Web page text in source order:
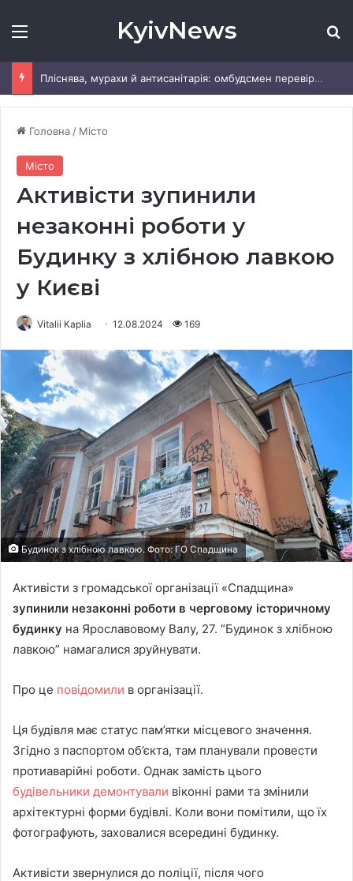
Меню KyivNews
Пліснява, мурахи й антисанітарія: омбудсмен перевірив табір «Артек» під Києвом
Головна / Місто
Місто
Активісти зупинили
незаконні роботи у
Будинку з хлібною лавкою
у Києві
Vitalii Kaplia 12.08.2024 169
Будинок з хлібною лавкою. Фото: ГО Спадщина
Активісти з громадської організації «Спадщина»
зупинили незаконні роботи в черговому історичному
будинку на Ярославовому Валу, 27. “Будинок з хлібною
лавкою” намагалися зруйнувати.
Про це повідомили в організації.
Ця будівля має статус пам’ятки місцевого значення.
Згідно з паспортом об’єкта, там планували провести
протиаварійні роботи. Однак замість цього
будівельники демонтували віконні рами та змінили
архітектурні форми будівлі. Коли вони помітили, що їх
фотографують, заховалися всередині будинку.
Активісти звернулися до поліції, після чого